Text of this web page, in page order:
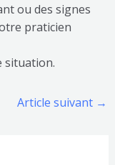
ou des signes
praticien
situation.
Article suivant →